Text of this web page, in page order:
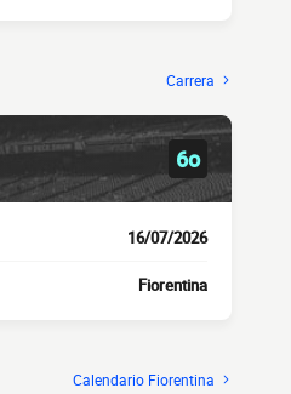
Carrera
6o
16/07/2026
Fiorentina
Calendario Fiorentina